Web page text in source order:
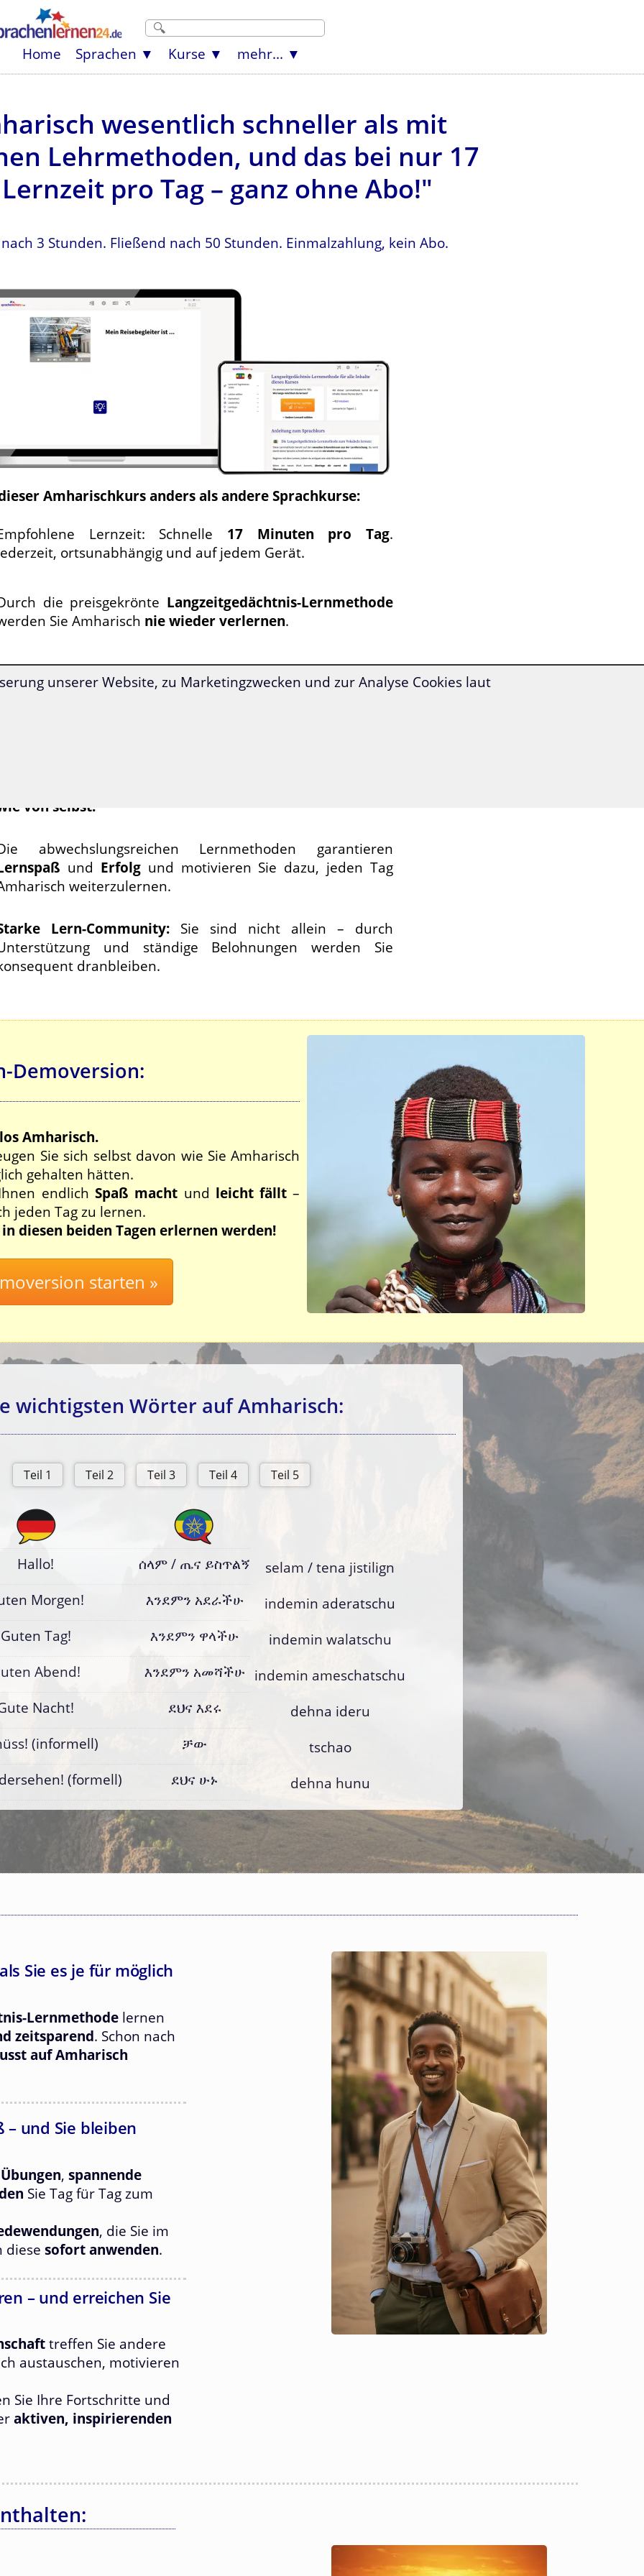
Home Sprachen Kurse mehr...
wesentlich schneller als mit
Lehrmethoden, und das bei nur 17
pro Tag – ganz ohne Abo!"
3 Stunden. Fließend nach 50 Stunden. Einmalzahlung, kein Abo.
Amharischkurs anders als andere Sprachkurse:
Lernzeit: Schnelle 17 Minuten pro Tag.
ortsunabhängig und auf jedem Gerät.
die preisgekrönte Langzeit­gedächtnis-Lernmethode
Sie Amharisch nie wieder verlernen.
Sie mit derSuperlearning-Technologieentspannt
deutlich beschleunigten Lernerfolgund steigern Sie
von selbst.
abwechslungsreichen Lernmethoden garantieren
und Erfolgund motivieren Sie dazu, jeden Tag
weiterzulernen.
Lern-Community: Sie sind nicht allein – durch
und ständige Belohnungen werden Sie
dranbleiben.
Demoversion:
Amharisch.
Sie sich selbst davon wie Sie Amharisch
gehalten hätten.
endlich Spaß macht und leicht fällt –
jeden Tag zu lernen.
diesen beiden Tagen erlernen werden!
wichtigsten Wörter auf Amharisch:
Hallo! ሰላም / ጤና ይስጥልኝ
selam / tena jistilign
Morgen!
እንደምን አደራችሁ
indemin aderatschu
Guten Tag!
እንደምን ዋላችሁ
indemin walatschu
Abend!
እንደምን አመሻችሁ indemin ameschatschu
Nacht!
ደህና እደሩ
dehna ideru
(informell)
ቻው
tschao
(formell)
ደህና ሁኑ dehna hunu
Sie es je für möglich
Lernmethode lernen
zeitsparend. Schon nach
auf Amharisch
– und Sie bleiben
, spannende
Sie Tag für Tag zum
, die Sie im
diese sofort anwenden.
– und erreichen Sie
treffen Sie andere
austauschen, motivieren
Sie Ihre Fortschritte und
aktiven, inspirierenden
unserer Website, zu Marketingzwecken und zur Analyse Cookies laut